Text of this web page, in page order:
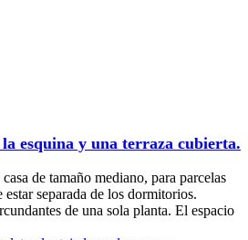
la esquina y una terraza cubierta.
de tamaño mediano, para parcelas
separada de los dormitorios.
de una sola planta. El espacio